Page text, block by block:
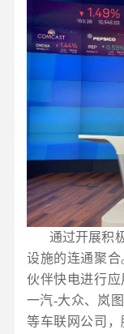
通过开展积
设施的连通聚
伙伴快电进行应
一汽-大众、岚
等车联网公司